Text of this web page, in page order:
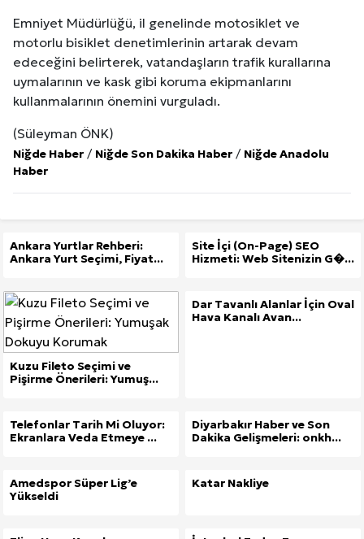
Emniyet Müdürlüğü, il genelinde motosiklet ve
motorlu bisiklet denetimlerinin artarak devam
edeceğini belirterek, vatandaşların trafik kurallarına
uymalarının ve kask gibi koruma ekipmanlarını
kullanmalarının önemini vurguladı.
(Süleyman ÖNK)
Niğde Haber / Niğde Son Dakika Haber / Niğde Anadolu
Haber
Ankara Yurtlar Rehberi:
Ankara Yurt Seçimi, Fiyat...
Site İçi (On-Page) SEO
Hizmeti: Web Sitenizin G�...
Kuzu Fileto Seçimi ve
Pişirme Önerileri: Yumuş...
Dar Tavanlı Alanlar İçin Oval
Hava Kanalı Avan...
Telefonlar Tarih Mi Oluyor:
Ekranlara Veda Etmeye ...
Diyarbakır Haber ve Son
Dakika Gelişmeleri: onkh...
Amedspor Süper Lig’e
Yükseldi
Katar Nakliye